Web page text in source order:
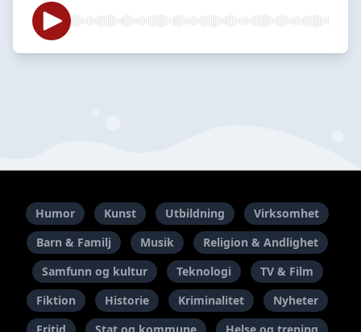
Humor Kunst Utbildning
Virksomhet
Barn & Familj
Musik
Religion & Andlighet
Samfunn og kultur
Teknologi
TV & Film
Fiktion
Historie Kriminalitet
Nyheter